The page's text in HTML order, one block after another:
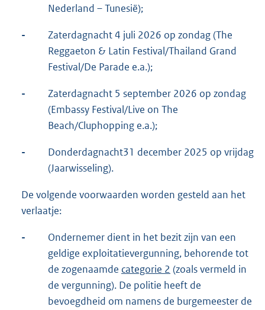
Nederland – Tunesië);
-
Zaterdagnacht 4 juli 2026 op zondag (The
Reggaeton & Latin Festival/Thailand Grand
Festival/De Parade e.a.);
-
Zaterdagnacht 5 september 2026 op zondag
(Embassy Festival/Live on The
Beach/Cluphopping e.a.);
-
Donderdagnacht31 december 2025 op vrijdag
(Jaarwisseling).
De volgende voorwaarden worden gesteld aan het
verlaatje:
-
Ondernemer dient in het bezit zijn van een
geldige exploitatievergunning, behorende tot
de zogenaamde categorie 2 (zoals vermeld in
de vergunning). De politie heeft de
bevoegdheid om namens de burgemeester de